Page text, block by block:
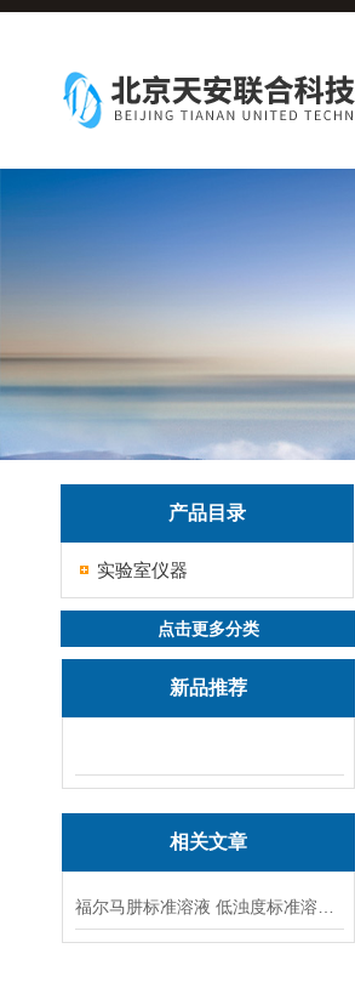
产品目录
实验室仪器
点击更多分类
新品推荐
相关文章